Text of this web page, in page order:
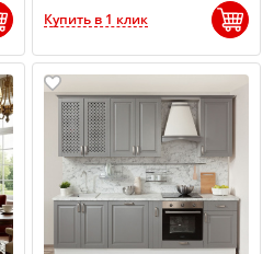
Купить в 1 клик